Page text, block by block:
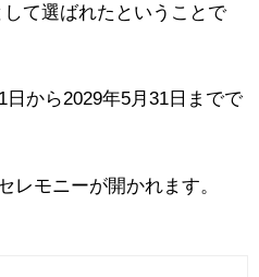
て選ばれたということで
から2029年5月31日までで
モニーが開かれます。